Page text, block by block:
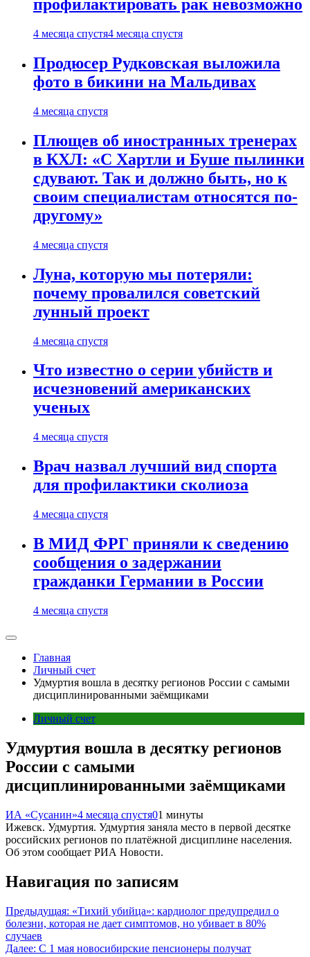
профилактировать рак невозможно
4 месяца спустя4 месяца спустя
Продюсер Рудковская выложила
фото в бикини на Мальдивах
4 месяца спустя
Плющев об иностранных тренерах
в КХЛ: «С Хартли и Буше пылинки
сдувают. Так и должно быть, но к
своим специалистам относятся по-
другому»
4 месяца спустя
Луна, которую мы потеряли:
почему провалился советский
лунный проект
4 месяца спустя
Что известно о серии убийств и
исчезновений американских
ученых
4 месяца спустя
Врач назвал лучший вид спорта
для профилактики сколиоза
4 месяца спустя
В МИД ФРГ приняли к сведению
сообщения о задержании
гражданки Германии в России
4 месяца спустя
Главная
Личный счет
Удмуртия вошла в десятку регионов России с самыми
дисциплинированными заёмщиками
Личный счет
Удмуртия вошла в десятку регионов
России с самыми
дисциплинированными заёмщиками
ИА «Сусанин»4 месяца спустя01 минуты
Ижевск. Удмуртия. Удмуртия заняла место в первой десятке
российских регионов по платёжной дисциплине населения.
Об этом сообщает РИА Новости.
Навигация по записям
Предыдущая: «Тихий убийца»: кардиолог предупредил о
болезни, которая не дает симптомов, но убивает в 80%
случаев
Далее: С 1 мая новосибирские пенсионеры получат